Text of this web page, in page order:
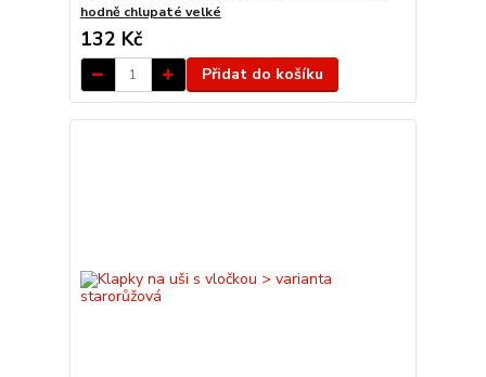
hodně chlupaté velké
132 Kč
Přidat do košíku